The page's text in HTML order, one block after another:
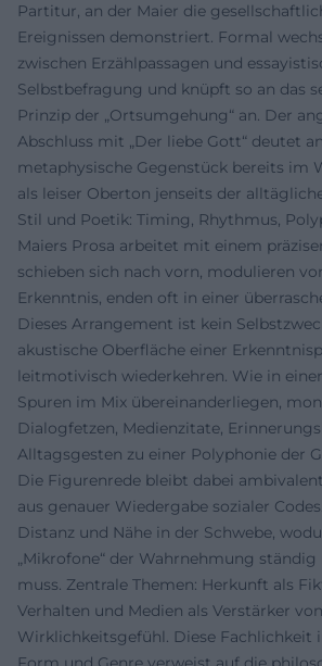
Partitur, an der Maier die
Ereignissen demonstriert. Formal
zwischen Erzählpassagen und
Selbstbefragung und knüpft so an das
Prinzip der „Ortsumgehung“ an. Der
Abschluss mit „Der liebe Gott“ deutet
metaphysische Gegenstück bereits im
als leiser Oberton jenseits der
Stil und Poetik: Timing, Rhythmus,
Maiers Prosa arbeitet mit einem
schieben sich nach vorn, modulieren
Erkenntnis, enden oft in einer
Dieses Arrangement ist kein
akustische Oberfläche einer
leitmotivisch wiederkehren. Wie in
Spuren im Mix übereinanderliegen,
Dialogfetzen, Medienzitate,
Alltagsgesten zu einer Polyphonie der
Die Figurenrede bleibt dabei
aus genauer Wiedergabe sozialer
Distanz und Nähe in der Schwebe,
„Mikrofone“ der Wahrnehmung
muss. Zentrale Themen: Herkunft als
Verhalten und Medien als Verstärker von
Wirklichkeitsgefühl. Diese